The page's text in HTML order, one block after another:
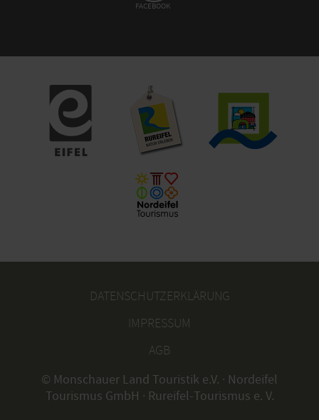
FACEBOOK
DATENSCHUTZERKLÄRUNG
IMPRESSUM
AGB
© Monschauer Land Touristik e.V. · Nordeifel
Tourismus GmbH · Rureifel-Tourismus e. V.